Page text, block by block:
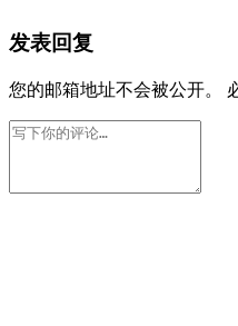
发表回复
您的邮箱地址不会被公开。